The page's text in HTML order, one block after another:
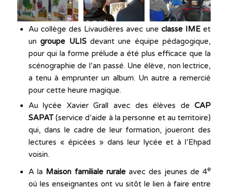
Au collège des Livaudières avec une classe IMEet
ungroupe ULISdevant une équipe pédagogique,
pour qui la forme prélude a été plus efficace que la
scénographie de l’an passé. Une élève, non lectrice,
a tenu à emprunter un album. Un autre a remercié
pour cette heure magique.
Au lycée Xavier Grall avec des élèves deCAP
SAPAT(service d’aide à la personne et au territoire)
qui, dans le cadre de leur formation, joueront des
lectures « épicées » dans leur lycée et à l’Ehpad
voisin.
A la Maison familiale ruraleavec des jeunes de 4e
où les enseignantes ont vu sitôt le lien à faire entre